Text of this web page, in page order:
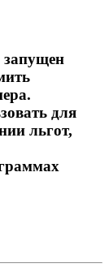
запущен
для
льгот,